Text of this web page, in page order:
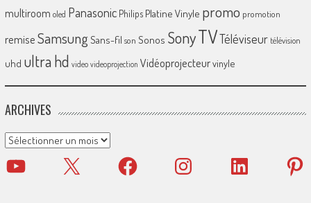
multiroom oled Panasonic Philips Platine Vinyle promo promotion
remiseSamsungSans-fil son Sonos SonyTVTéléviseur télévision
uhd ultra hd video videoprojection Vidéoprojecteurvinyle
ARCHIVES
Archives
YouTube X Facebook Instagram LinkedIn